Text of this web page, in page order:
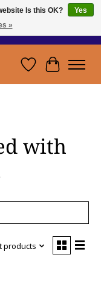
WishlistCart
with
products
Is this OK?
Yes
»